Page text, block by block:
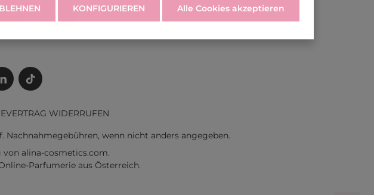
VERTRAG WIDERRUFEN
Nachnahmegebühren, wenn nicht anders angegeben.
alina-cosmetics.com.
Parfumerie aus Österreich.
KONFIGURIEREN Alle Cookies akzeptieren